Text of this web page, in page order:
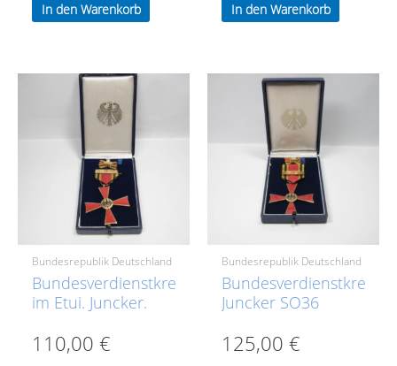
In den Warenkorb In den Warenkorb
Bundesrepublik Deutschland
Bundesverdienstkreuz
im Etui. Juncker.
110,00€
Bundesrepublik Deutschland
Bundesverdienstkreuz
Juncker SO36
125,00€